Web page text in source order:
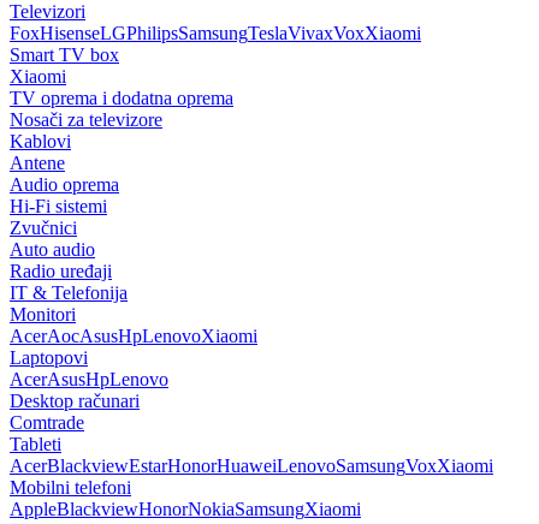
Televizori
FoxHisenseLGPhilipsSamsungTeslaVivaxVoxXiaomi
Smart TV box
Xiaomi
TV oprema i dodatna oprema
Nosači za televizore
Kablovi
Antene
Audio oprema
Hi-Fi sistemi
Zvučnici
Auto audio
Radio uređaji
IT & Telefonija
Monitori
AcerAocAsusHpLenovoXiaomi
Laptopovi
AcerAsusHpLenovo
Desktop računari
Comtrade
Tableti
AcerBlackviewEstarHonorHuaweiLenovoSamsungVoxXiaomi
Mobilni telefoni
AppleBlackviewHonorNokiaSamsungXiaomi